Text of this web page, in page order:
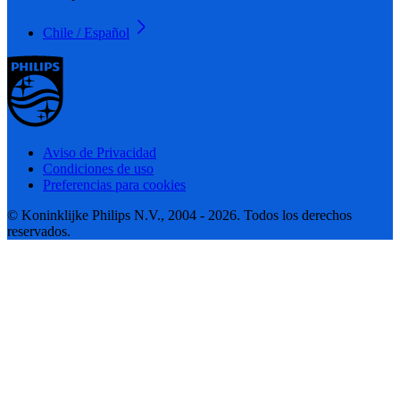
Chile / Español
Aviso de Privacidad
Condiciones de uso
Preferencias para cookies
© Koninklijke Philips N.V., 2004 - 2026. Todos los derechos
reservados.